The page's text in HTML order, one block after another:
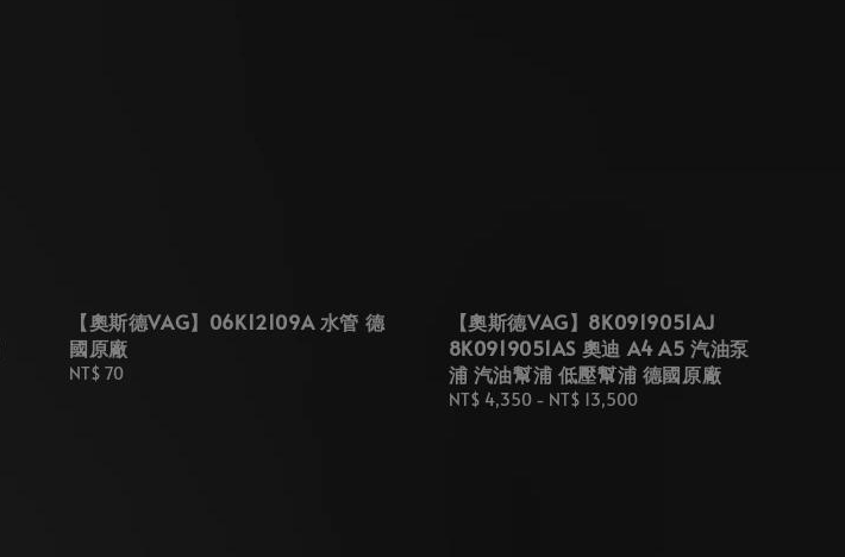
【奧斯德VAG】06K12109A 水管 德
國原廠
Regular
NT$ 70
【奧斯德VAG】8K0919051AJ
8K0919051AS 奧迪 A4 A5 汽油泵
浦 汽油幫浦 低壓幫浦 德國原廠
Regular
NT$ 4,350- NT$ 13,500